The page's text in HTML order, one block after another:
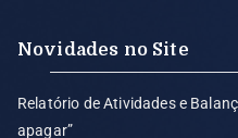
Novidades no Site
Relatório de Atividades e
apagar”